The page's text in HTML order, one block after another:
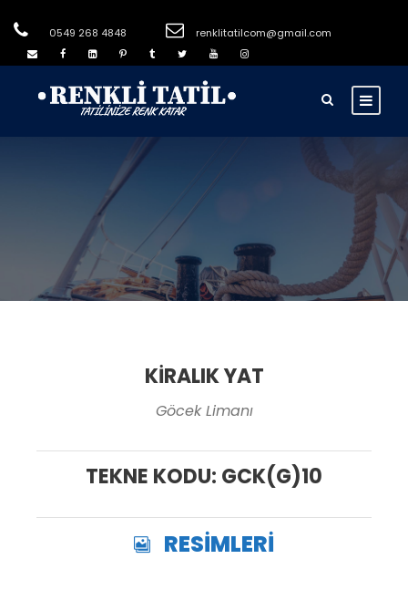
0549 268 4848 renklitatilcom@gmail.com
KİRALIK YAT
Göcek Limanı
TEKNE KODU: GCK(G)10
RESİMLERİ